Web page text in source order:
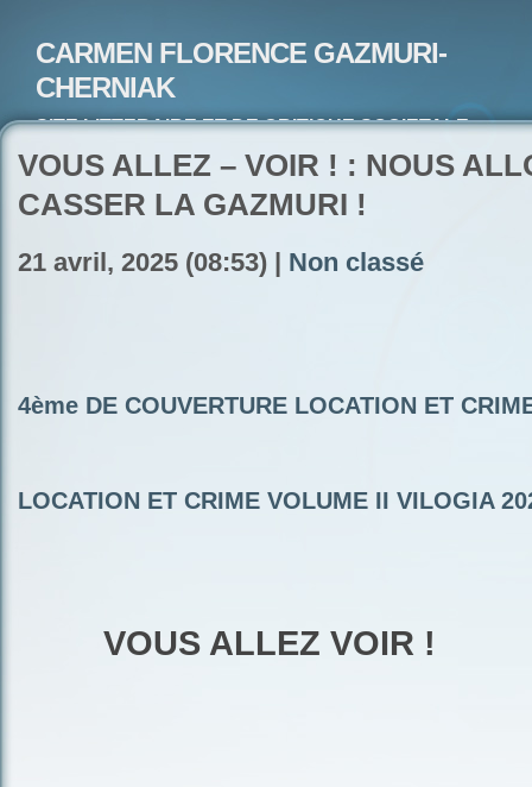
CARMEN FLORENCE GAZMURI-
CHERNIAK
SITE LITTERAIRE ET DE CRITIQUE SOCIETALE-
VOUS ALLEZ – VOIR ! : NOUS
CASSER LA GAZMURI !
21 avril, 2025 (08:53) | Non classé
4ème DE COUVERTURE LOCATION ET
LOCATION ET CRIME VOLUME II VILOGIA
VOUS ALLEZ VOIR !